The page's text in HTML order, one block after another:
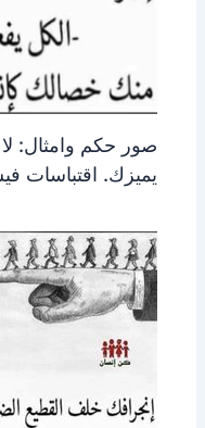
صور حكم وامثال: لا
يميزك. اقتباسات